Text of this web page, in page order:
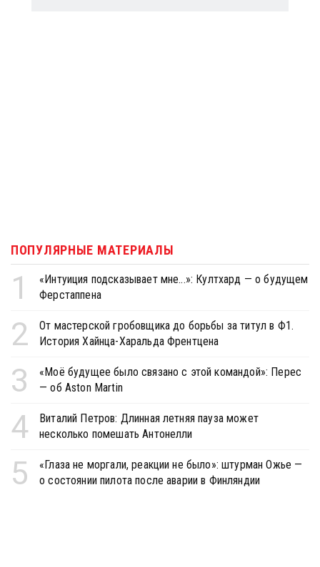
ПОПУЛЯРНЫЕ МАТЕРИАЛЫ
1
«Интуиция подсказывает мне...»: Култхард — о будущем
Ферстаппена
2
От мастерской гробовщика до борьбы за титул в Ф1.
История Хайнца-Харальда Френтцена
3
«Моё будущее было связано с этой командой»: Перес
— об Aston Martin
4
Виталий Петров: Длинная летняя пауза может
несколько помешать Антонелли
5
«Глаза не моргали, реакции не было»: штурман Ожье —
о состоянии пилота после аварии в Финляндии